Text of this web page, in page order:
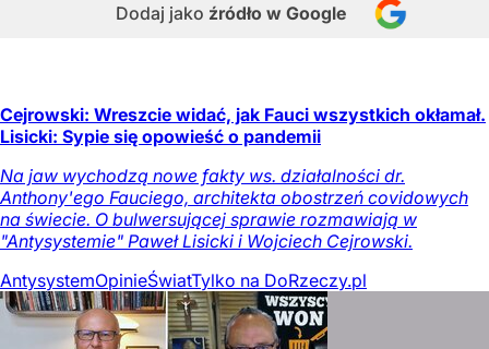
Dodaj jako źródło w Google
Cejrowski: Wreszcie widać, jak Fauci wszystkich okłamał.
Lisicki: Sypie się opowieść o pandemii
Na jaw wychodzą nowe fakty ws. działalności dr.
Anthony'ego Fauciego, architekta obostrzeń covidowych
na świecie. O bulwersującej sprawie rozmawiają w
"Antysystemie" Paweł Lisicki i Wojciech Cejrowski.
AntysystemOpinieŚwiatTylko na DoRzeczy.pl